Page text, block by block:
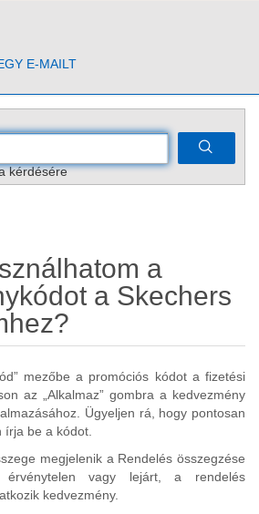
E-MAILT
kérdésére
a
a Skechers
mezőbe a promóciós kódot a fizetési
az „Alkalmaz” gombra a kedvezmény
Ügyeljen rá, hogy pontosan
be a kódot.
megjelenik a Rendelés összegzése
vagy lejárt, a rendelés
kedvezmény.